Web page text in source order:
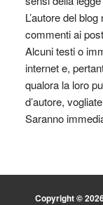
L’autore del
commenti ai
Alcuni testi o
internet e,
qualora la loro
d’autore,
Saranno
Copyright ©